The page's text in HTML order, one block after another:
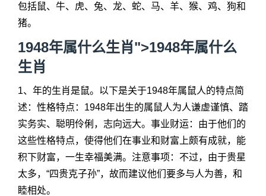
包括鼠、牛、虎、兔、龙、蛇、马、羊、猴、鸡、狗和
猪。
1948年属什么生肖">1948年属什么
生肖
1、年的生肖是鼠。以下是关于1948年属鼠人的特点简
述：性格特点：1948年出生的属鼠人为人谦虚谨慎、踏
实务实、聪明伶俐，志向远大。事业财运：由于他们的
这些性格特点，使得他们在事业和财富上颇有成就，能
积下财富，一生幸福美满。注意事项：不过，由于贵星
太多，“四贵克子孙”，故而建议他们要多与人为善，和
睦相处。